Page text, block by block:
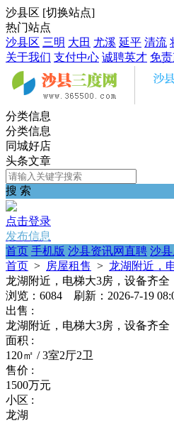
沙县区 [切换站点]
热门站点
沙县区 三明 大田 尤溪 延平 清流
关于我们 支付中心 诚聘英才 免
分类信息
分类信息
同城好店
头条文章
搜 索
点击登录
发布信息
首页 手机版 沙县资讯网直聘 沙县
首页 > 房屋租售 > 龙湖附近，
龙湖附近，电梯大3房，设备齐全
浏览：6084 刷新：2026-7-19
出售 :
龙湖附近，电梯大3房，设备齐全
面积 :
120㎡ / 3室2厅2卫
售价 :
1500万元
小区 :
龙湖